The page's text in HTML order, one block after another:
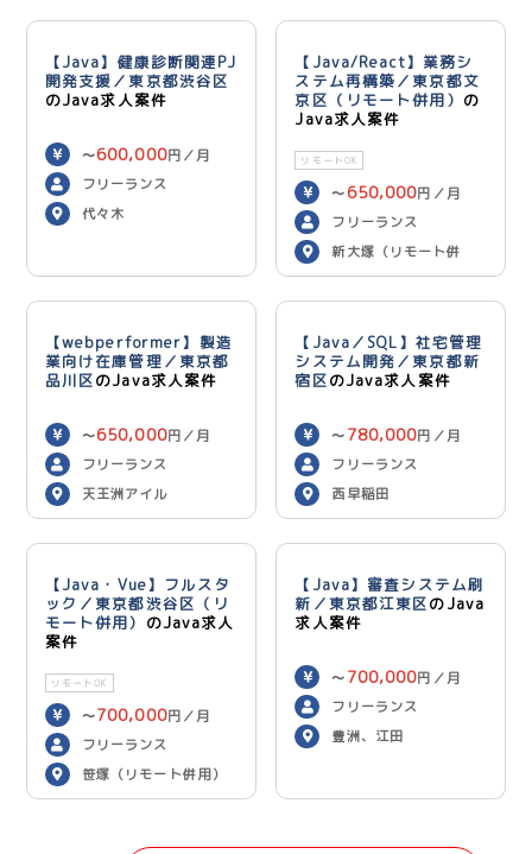
【Java】健康診断関連PJ
開発支援／東京都渋谷区
のJava求人案件
〜600,000円／月
フリーランス
代々木
【Java/React】業務シ
ステム再構築／東京都文
京区（リモート併用） の
Java求人案件
リモートOK
〜 650,000円／月
フリーランス
新大塚（リモート併
用）
【webperformer】製造
業向け在庫管理／東京都
品川区のJava求人案件
〜650,000円／月
フリーランス
天王洲アイル
【Java／SQL】社宅管理
システム開発／東京都新
宿区のJava求人案件
〜 780,000円／月
フリーランス
西早稲田
【Java・Vue】フルスタ
ック／東京都渋谷区（リ
モート併用） のJava求人
案件
リモートOK
〜700,000円／月
フリーランス
笹塚（リモート併用）
【Java】審査システム刷
新／東京都江東区のJava
求人案件
〜 700,000円／月
フリーランス
豊洲、江田